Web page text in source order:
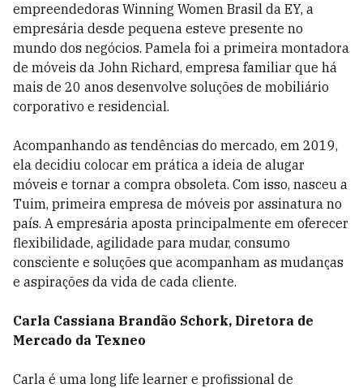
empreendedoras Winning Women Brasil da EY, a
empresária desde pequena esteve presente no
mundo dos negócios. Pamela foi a primeira montadora
de móveis da John Richard, empresa familiar que há
mais de 20 anos desenvolve soluções de mobiliário
corporativo e residencial.
Acompanhando as tendências do mercado, em 2019,
ela decidiu colocar em prática a ideia de alugar
móveis e tornar a compra obsoleta. Com isso, nasceu a
Tuim, primeira empresa de móveis por assinatura no
país. A empresária aposta principalmente em oferecer
flexibilidade, agilidade para mudar, consumo
consciente e soluções que acompanham as mudanças
e aspirações da vida de cada cliente.
Carla Cassiana Brandão Schork, Diretora de
Mercado da Texneo
Carla é uma long life learner e profissional de